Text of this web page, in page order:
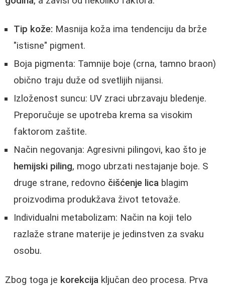
Tip kože: Masnija koža ima tendenciju da brže
"istisne" pigment.
Boja pigmenta: Tamnije boje (crna, tamno braon)
obično traju duže od svetlijih nijansi.
Izloženost suncu: UV zraci ubrzavaju bledenje.
Preporučuje se upotreba krema sa visokim
faktorom zaštite.
Način negovanja: Agresivni pilingovi, kao što je
hemijski piling, mogo ubrzati nestajanje boje. S
druge strane, redovno čišćenje lica blagim
proizvodima produkžava život tetovaže.
Individualni metabolizam: Način na koji telo
razlaže strane materije je jedinstven za svaku
osobu.
Zbog toga je korekcija ključan deo procesa. Prva